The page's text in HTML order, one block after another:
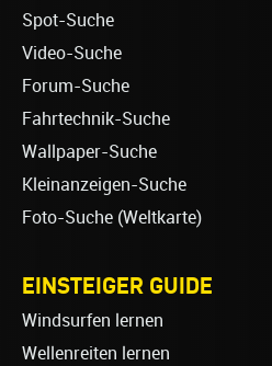
Spot-Suche
Video-Suche
Forum-Suche
Fahrtechnik-Suche
Wallpaper-Suche
Kleinanzeigen-Suche
Foto-Suche (Weltkarte)
EINSTEIGER GUIDE
Windsurfen lernen
Wellenreiten lernen